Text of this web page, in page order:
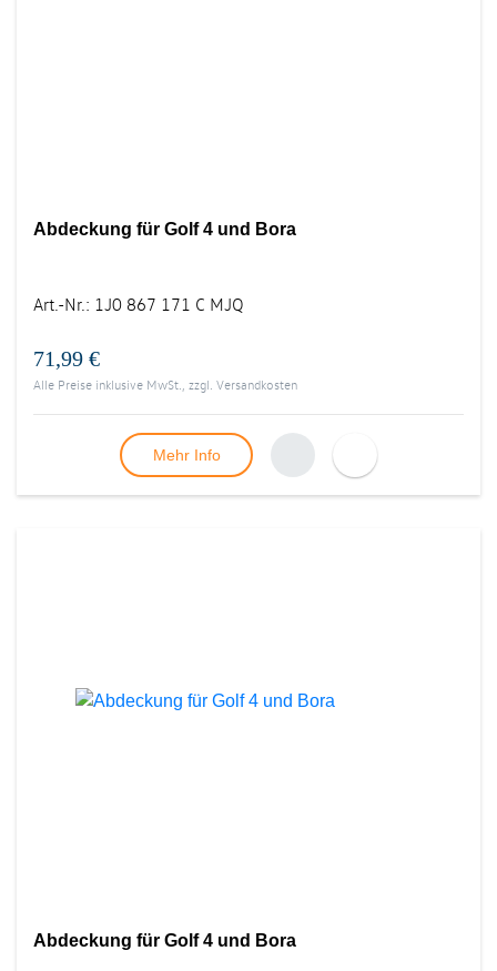
Abdeckung für Golf 4 und Bora
Art.-Nr.: 1J0 867 171 C MJQ
71,99 €
Alle Preise inklusive MwSt., zzgl. Versandkosten
Mehr Info
Abdeckung für Golf 4 und Bora